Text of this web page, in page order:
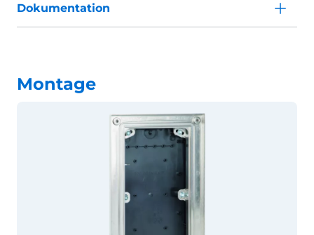
Dokumentation
Montage